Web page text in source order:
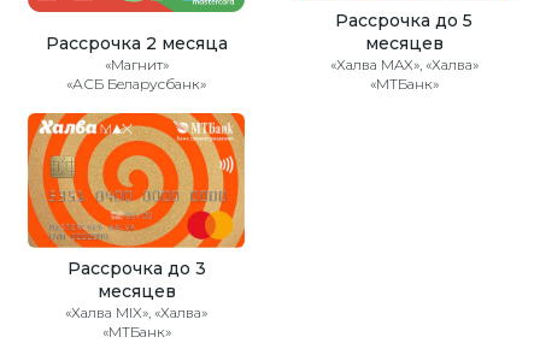
Рассрочка 2 месяца
«Магнит»
«АСБ Беларусбанк»
Рассрочка до 5
месяцев
«Халва MAX», «Халва»
«МТБанк»
Рассрочка до 3
месяцев
«Халва MIX», «Халва»
«МТБанк»